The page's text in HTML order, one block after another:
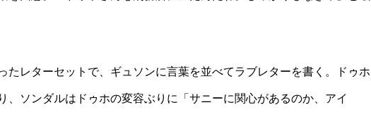
たレターセットで、ギュソンに言葉を並べてラブレターを書く。ドゥホ
、ソンダルはドゥホの変容ぶりに「サニーに関心があるのか、アイ